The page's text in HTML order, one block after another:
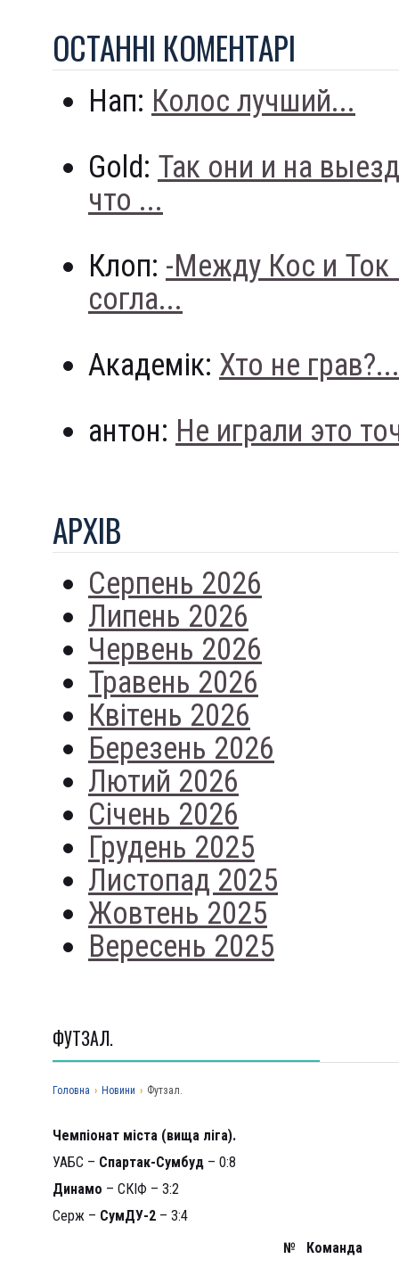
ОСТАННI КОМЕНТАРI
Нап: Колос лучший...
Gold: Так они и на
что ...
Клоп: -Между Кос и
согла...
Академік: Хто не грав?...
антон: Не играли это
АРХIВ
Серпень 2026
Липень 2026
Червень 2026
Травень 2026
Квітень 2026
Березень 2026
Лютий 2026
Січень 2026
Грудень 2025
Листопад 2025
Жовтень 2025
Вересень 2025
ФУТЗАЛ.
Головна › Новини › Футзал.
Чемпіонат міста (вища ліга).
УАБС – Спартак-Сумбуд – 0:8
Динамо – СКІФ – 3:2
Серж – СумДУ-2 – 3:4
№
Команда